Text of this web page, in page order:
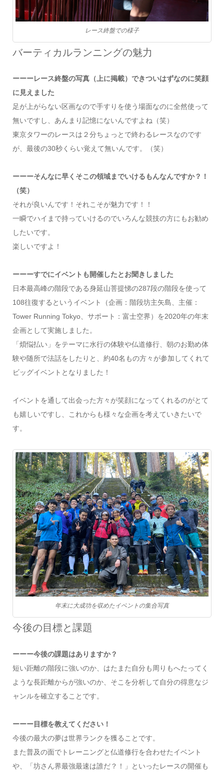
レース終盤での様子
バーティカルランニングの魅力
ーーーレース終盤の写真（上に掲載）できついはずなのに笑顔
に見えました
足が上がらない区画なので手すりを使う場面なのに全然使って
無いですし、あんまり記憶にないんですよね（笑）
東京タワーのレースは２分ちょっとで終わるレースなのです
が、最後の30秒くらい覚えて無いんです。（笑）
ーーーそんなに早くそこの領域までいけるもんなんですか？！
（笑）
それが良いんです！それこそが魅力です！！
一瞬でハイまで持っていけるのでいろんな競技の方にもお勧め
したいです。
楽しいですよ！
ーーーすでにイベントも開催したとお聞きしました
日本最高峰の階段である身延山菩提悌の287段の階段を使って
108往復するというイベント（企画：階段坊主矢島、主催：
Tower Running Tokyo、サポート：富士空界）を2020年の年末
企画として実施しました。
「煩悩払い」をテーマに水行の体験や仏道修行、朝のお勤め体
験や随所で法話をしたりと、約40名もの方々が参加してくれて
ビッグイベントとなりました！
イベントを通して出会った方々が笑顔になってくれるのがとて
も嬉しいですし、これからも様々な企画を考えていきたいで
す。
年末に大成功を収めたイベントの集合写真
今後の目標と課題
ーーー今後の課題はありますか？
短い距離の階段に強いのか、はたまた自分も周りもへたってく
ような長距離からが強いのか、そこを分析して自分の得意なジ
ャンルを確立することです。
ーーー目標を教えてください！
今後の最大の夢は世界ランクを獲ることです。
また普及の面でトレーニングと仏道修行を合わせたイベント
や、「坊さん界最強最速は誰だ？！」といったレースの開催も